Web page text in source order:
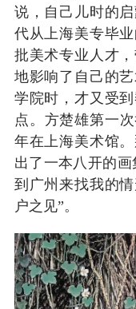
说，自己儿时的
代从上海美专毕
批美术专业人才
地影响了自己的
学院时，才又受
点。方楚雄第一
年在上海美术馆
出了一本八开的
到广州来找我的
户之见”。